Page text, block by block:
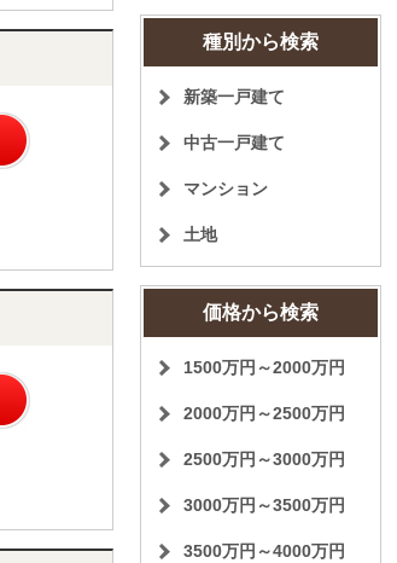
種別から検索
新築一戸建て
中古一戸建て
マンション
土地
価格から検索
1500万円～2000万円
2000万円～2500万円
2500万円～3000万円
3000万円～3500万円
3500万円～4000万円